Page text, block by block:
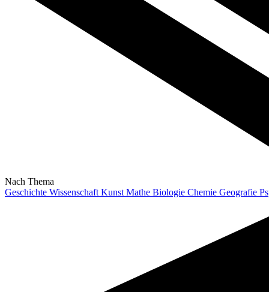
Nach Thema
Geschichte Wissenschaft Kunst Mathe Biologie Chemie Geografie